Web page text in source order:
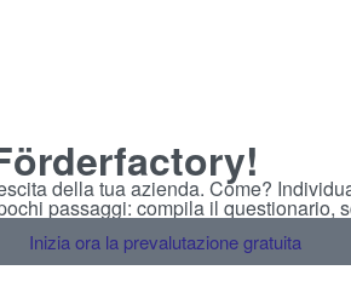
della tua azienda. Come?
passaggi: compila il
Inizia ora la prevalutazione gratuita